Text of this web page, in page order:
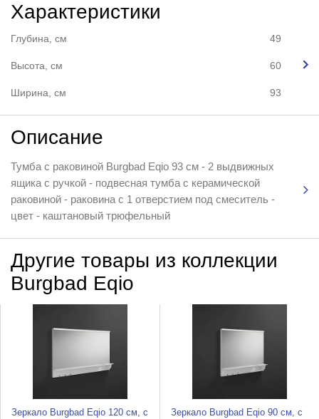
Характеристики
Глубина, см 49
Высота, см 60
Ширина, см 93
Описание
Тумба с раковиной Burgbad Eqio 93 см - 2 выдвижных
ящика с ручкой - подвесная тумба с керамической
раковиной - раковина с 1 отверстием под смеситель -
цвет - каштановый трюфельный
Другие товары из коллекции
Burgbad Eqio
Зеркало Burgbad Eqio 120 см, с
Зеркало Burgbad Eqio 90 см, с